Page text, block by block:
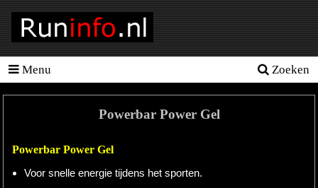
Menu Zoeken
Homepage
Hardloopschema's
Powerbar Power Gel
Powerbar Power Gel
Voor snelle energie tijdens het sporten.